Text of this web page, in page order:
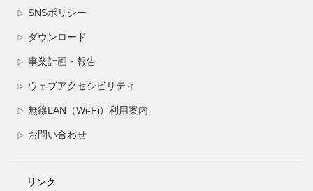
▷ SNSポリシー
▷ ダウンロード
▷ 事業計画・報告
▷ ウェブアクセシビリティ
▷ 無線LAN（Wi-Fi）利用案内
▷ お問い合わせ
リンク